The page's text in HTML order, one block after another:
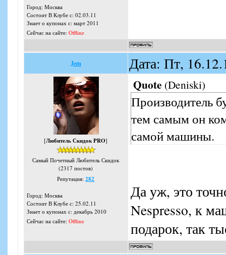
Город: Москва
Состоит В Клубе с: 02.03.11
Знает о купонах с: март 2011
Сейчас на сайте: Offline
Jem Дата: Пт,
[Любитель Скидок PRO]
Самый Почетный Любитель Скидок
(2317 постов)
Репутация:282
Город: Москва
Состоит В Клубе с: 25.02.11
Знает о купонах с: декабрь 2010
Сейчас на сайте: Offline
Quote (Deniski)
Производитель
тем самым он
самой машины.
Да уж, это
Nespresso, к
подарок, так